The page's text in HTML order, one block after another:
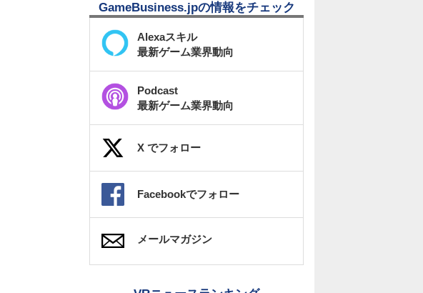
GameBusiness.jpの情報をチェック
Alexaスキル
最新ゲーム業界動向
Podcast
最新ゲーム業界動向
X でフォロー
Facebookでフォロー
メールマガジン